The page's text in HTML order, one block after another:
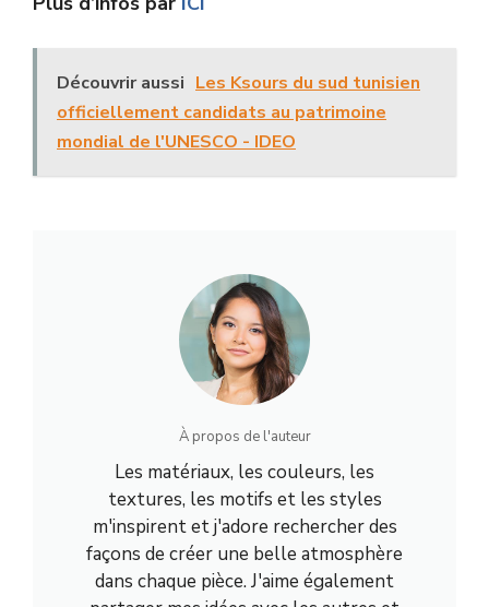
Découvrir aussi Les Ksours du sud tunisien
officiellement candidats au patrimoine
mondial de l'UNESCO - IDEO
À propos de l'auteur
Les matériaux, les couleurs, les
textures, les motifs et les styles
m'inspirent et j'adore rechercher des
façons de créer une belle atmosphère
dans chaque pièce. J'aime également